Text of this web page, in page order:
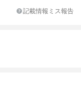
記載情報ミス報告